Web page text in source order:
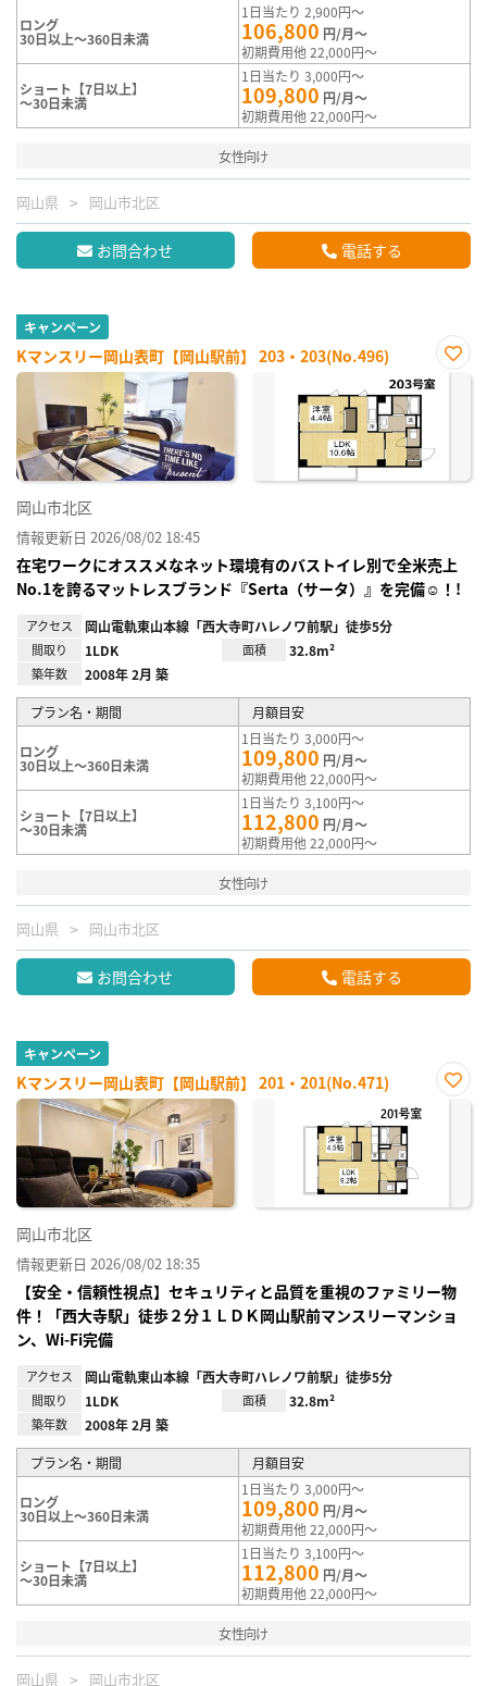
ロング
30日以上～360日未満
1日当たり 2,900円～
106,800 円/月～
初期費用他 22,000円～
ショート【7日以上】
～30日未満
1日当たり 3,000円～
109,800 円/月～
初期費用他 22,000円～
女性向け
岡山県 岡山市北区
お問合わせ 電話する
キャンペーン
Kマンスリー岡山表町【岡山駅前】 203・203(No.496)
お気
岡山市北区
情報更新日 2026/08/02 18:45
在宅ワークにオススメなネット環境有のバストイレ別で全米売上
No.1を誇るマットレスブランド『Serta（サータ）』を完備☺！!
アクセス 岡山電軌東山本線「西大寺町ハレノワ前駅」徒歩5分
間取り 1LDK 面積 32.8m²
築年数 2008年 2月 築
プラン名・期間 月額目安
ロング
30日以上～360日未満
1日当たり 3,000円～
109,800 円/月～
初期費用他 22,000円～
ショート【7日以上】
～30日未満
1日当たり 3,100円～
112,800 円/月～
初期費用他 22,000円～
女性向け
岡山県 岡山市北区
お問合わせ 電話する
キャンペーン
Kマンスリー岡山表町【岡山駅前】 201・201(No.471)
お気
岡山市北区
情報更新日 2026/08/02 18:35
【安全・信頼性視点】セキュリティと品質を重視のファミリー物
件！「西大寺駅」徒歩２分１ＬＤＫ岡山駅前マンスリーマンショ
ン、Wi-Fi完備
アクセス 岡山電軌東山本線「西大寺町ハレノワ前駅」徒歩5分
間取り 1LDK 面積 32.8m²
築年数 2008年 2月 築
プラン名・期間 月額目安
ロング
30日以上～360日未満
1日当たり 3,000円～
109,800 円/月～
初期費用他 22,000円～
ショート【7日以上】
～30日未満
1日当たり 3,100円～
112,800 円/月～
初期費用他 22,000円～
女性向け
岡山県 岡山市北区